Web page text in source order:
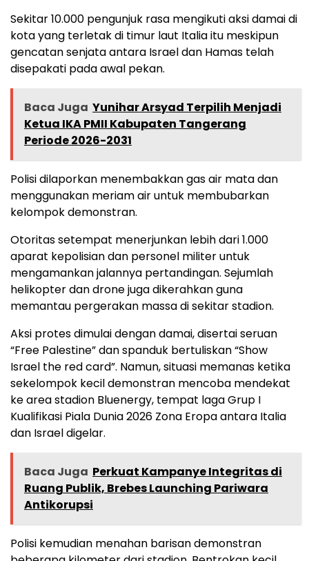
Sekitar 10.000 pengunjuk rasa mengikuti aksi damai di
kota yang terletak di timur laut Italia itu meskipun
gencatan senjata antara Israel dan Hamas telah
disepakati pada awal pekan.
Baca Juga Yunihar Arsyad Terpilih Menjadi
Ketua IKA PMII Kabupaten Tangerang
Periode 2026-2031
Polisi dilaporkan menembakkan gas air mata dan
menggunakan meriam air untuk membubarkan
kelompok demonstran.
Otoritas setempat menerjunkan lebih dari 1.000
aparat kepolisian dan personel militer untuk
mengamankan jalannya pertandingan. Sejumlah
helikopter dan drone juga dikerahkan guna
memantau pergerakan massa di sekitar stadion.
Aksi protes dimulai dengan damai, disertai seruan
“Free Palestine” dan spanduk bertuliskan “Show
Israel the red card”. Namun, situasi memanas ketika
sekelompok kecil demonstran mencoba mendekat
ke area stadion Bluenergy, tempat laga Grup I
Kualifikasi Piala Dunia 2026 Zona Eropa antara Italia
dan Israel digelar.
Baca Juga Perkuat Kampanye Integritas di
Ruang Publik, Brebes Launching Pariwara
Antikorupsi
Polisi kemudian menahan barisan demonstran